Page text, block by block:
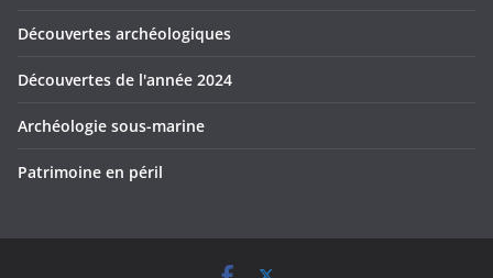
Découvertes archéologiques
Découvertes de l'année 2024
Archéologie sous-marine
Patrimoine en péril